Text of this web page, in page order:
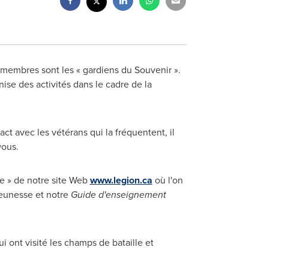
sont les « gardiens du Souvenir ».
des activités dans le cadre de la
avec les vétérans qui la fréquentent, il
» de notre site Webwww.legion.ca où l'on
et notre Guide d'enseignement
ont visité les champs de bataille et